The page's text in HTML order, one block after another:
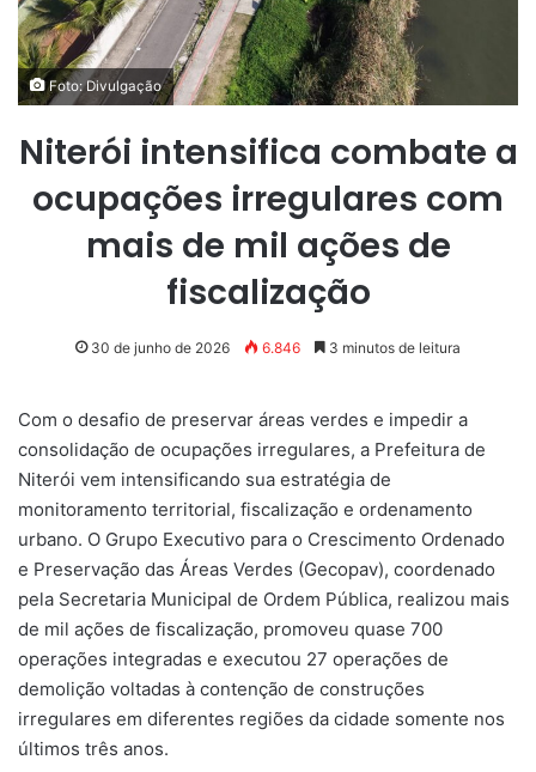
Foto: Divulgação
Niterói intensifica combate a
ocupações irregulares com
mais de mil ações de
fiscalização
30 de junho de 2026 6.846 3 minutos de leitura
Com o desafio de preservar áreas verdes e impedir a
consolidação de ocupações irregulares, a Prefeitura de
Niterói vem intensificando sua estratégia de
monitoramento territorial, fiscalização e ordenamento
urbano. O Grupo Executivo para o Crescimento Ordenado
e Preservação das Áreas Verdes (Gecopav), coordenado
pela Secretaria Municipal de Ordem Pública, realizou mais
de mil ações de fiscalização, promoveu quase 700
operações integradas e executou 27 operações de
demolição voltadas à contenção de construções
irregulares em diferentes regiões da cidade somente nos
últimos três anos.